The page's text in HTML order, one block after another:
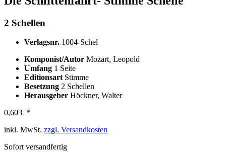
2 Schellen
Verlagsnr. 1004-Schel
Komponist/Autor Mozart, Leopold
Umfang 1 Seite
Editionsart Stimme
Besetzung 2 Schellen
Herausgeber Höckner, Walter
0,60 € *
inkl. MwSt. zzgl. Versandkosten
Sofort versandfertig